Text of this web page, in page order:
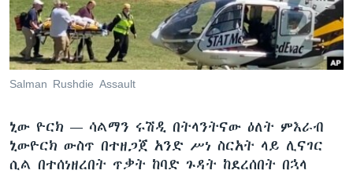
ቋንቋዎች
Salman Rushdie Assault
ኒው ዮርክ — ሳልማን ሩሽዲ በትላንትናው ዕለት ምእራብ
ኒውዮርክ ውስጥ በተዘጋጀ አንድ ሥነ ስርአት ላይ ሊናገር
ሲል በተሰነዘረበት ጥቃት ከባድ ጉዳት ከደረሰበት በኋላ